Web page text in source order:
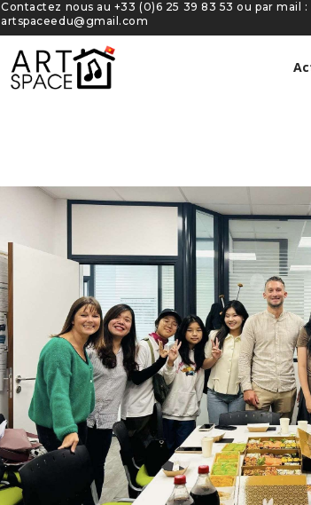
Contactez nous au +33 (0)6 25 39 83 53‬ ou par mail :
artspaceedu@gmail.com